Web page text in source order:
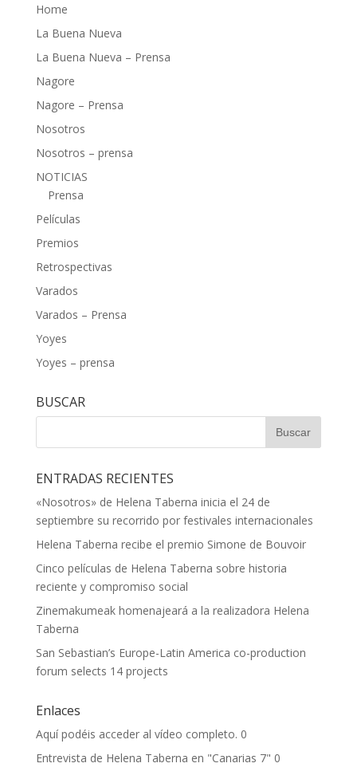
Home
La Buena Nueva
La Buena Nueva – Prensa
Nagore
Nagore – Prensa
Nosotros
Nosotros – prensa
NOTICIAS
Prensa
Películas
Premios
Retrospectivas
Varados
Varados – Prensa
Yoyes
Yoyes – prensa
BUSCAR
ENTRADAS RECIENTES
«Nosotros» de Helena Taberna inicia el 24 de
septiembre su recorrido por festivales internacionales
Helena Taberna recibe el premio Simone de Bouvoir
Cinco películas de Helena Taberna sobre historia
reciente y compromiso social
Zinemakumeak homenajeará a la realizadora Helena
Taberna
San Sebastian’s Europe-Latin America co-production
forum selects 14 projects
Enlaces
Aquí podéis acceder al vídeo completo. 0
Entrevista de Helena Taberna en "Canarias 7" 0